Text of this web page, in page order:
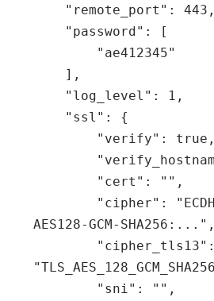
"remote_port" : 443 ,
"password" :
[
"ae412345"
],
"log_level" : 1 ,
"ssl" :
{
"verify" : true ,
"cert" : "" ,
"cipher" :
AES128-GCM-SHA256:..." ,
"cipher_tls13" :
"sni" : "" ,